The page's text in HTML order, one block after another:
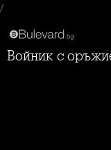
/
Войник с